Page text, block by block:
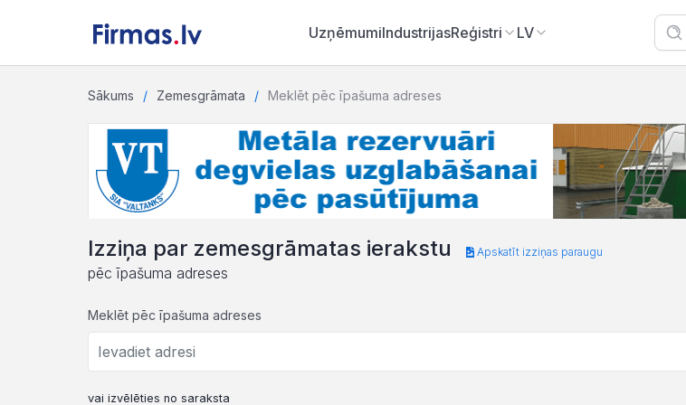
UzņēmumiIndustrijasReģistri LV
Sākums Zemesgrāmata Meklēt pēc īpašuma adreses
Izziņa par zemesgrāmatas ierakstu
pēc īpašuma adreses
Apskatīt izziņas paraugu
Meklēt pēc īpašuma adreses
vai izvēlēties no saraksta